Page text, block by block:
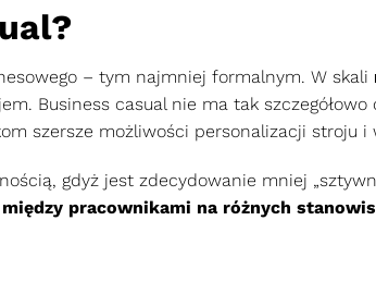
– tym najmniej formalnym. W skali
Business casual nie ma tak
szersze możliwości personalizacji stroju i
gdyż jest zdecydowanie mniej
pracownikami na różnych